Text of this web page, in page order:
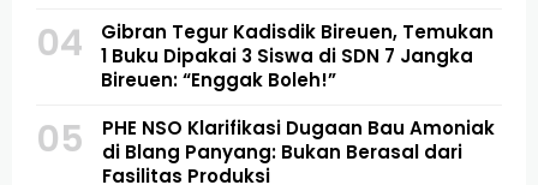
04
Gibran Tegur Kadisdik Bireuen, Temukan
1 Buku Dipakai 3 Siswa di SDN 7 Jangka
Bireuen: “Enggak Boleh!”
05
PHE NSO Klarifikasi Dugaan Bau Amoniak
di Blang Panyang: Bukan Berasal dari
Fasilitas Produksi